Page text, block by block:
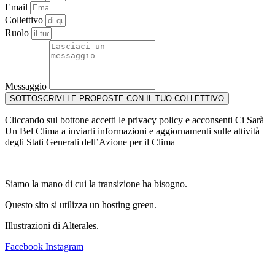
Email
Collettivo
Ruolo
Messaggio
SOTTOSCRIVI LE PROPOSTE CON IL TUO COLLETTIVO
Cliccando sul bottone accetti le privacy policy e acconsenti Ci Sarà
Un Bel Clima a inviarti informazioni e aggiornamenti sulle attività
degli Stati Generali dell’Azione per il Clima
Siamo la mano di cui la transizione ha bisogno.
Questo sito si utilizza un hosting green.
Illustrazioni di Alterales.
Facebook Instagram